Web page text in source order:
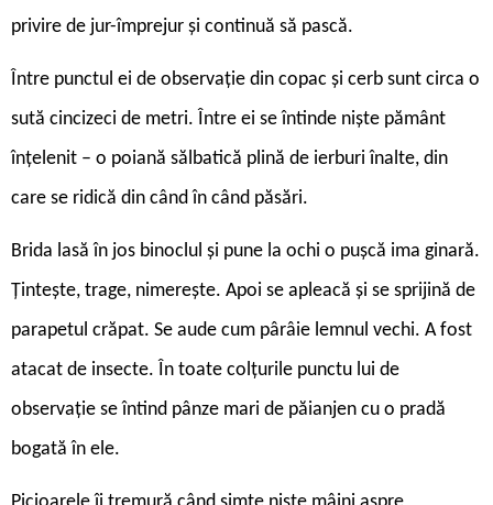
privire de jur-împrejur și continuă să pască.
Între punctul ei de observație din copac și cerb sunt circa o
sută cincizeci de metri. Între ei se întinde niște pământ
înțelenit – o poiană sălbatică plină de ierburi înalte, din
care se ridică din când în când păsări.
Brida lasă în jos binoclul și pune la ochi o pușcă ima ginară.
Țintește, trage, nimerește. Apoi se apleacă și se sprijină de
parapetul crăpat. Se aude cum pârâie lemnul vechi. A fost
atacat de insecte. În toate colțurile punctu lui de
observație se întind pânze mari de păianjen cu o pradă
bogată în ele.